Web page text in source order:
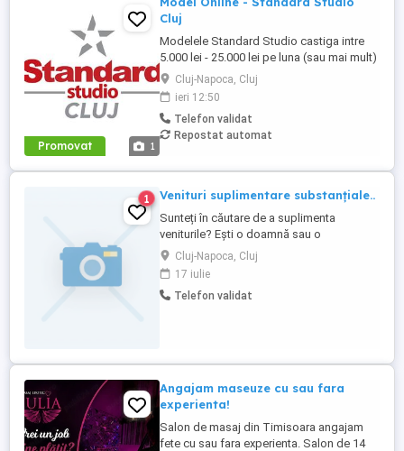
Promovat 1
Cluj
Modelele Standard Studio castiga intre
5.000 lei - 25.000 lei pe luna (sau mai mult)
si sunt platite saptamanal, in fiecare vineri,
direct pe cardul lor personal! Alatura-te si
tu echipei Standard Studio daca iti
doresti: - un venit GARANTAT de minim
5000 lei pe luna, in primele 3 luni de
Cluj-Napoca, Cluj
ieri 12:50
Telefon validat
Repostat automat
1 Venituri suplimentare substanțiale..
Sunteți în căutare de a suplimenta
veniturile? Ești o doamnă sau o
domnișoară interesată și deschisă la ceva
nou ? Tip atletic, 32 de ani, fost sportiv,
185, 80, discret și serios doresc să
colaborez cu o doamnă sau o
Cluj-Napoca, Cluj
17 iulie
Telefon validat
Angajam maseuze cu sau fara
experienta!
Salon de masaj din Timisoara angajam
fete cu sau fara experienta. Salon de 14